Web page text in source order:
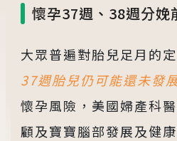
懷孕37週、38週分娩
大眾普遍對胎兒足月的
37週胎兒仍可能還未發
懷孕風險，美國婦產科
顧及寶寶腦部發展及健康